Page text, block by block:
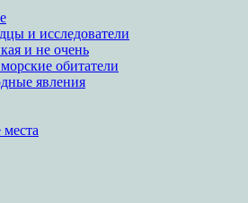
и исследователи
и не очень
обитатели
явления